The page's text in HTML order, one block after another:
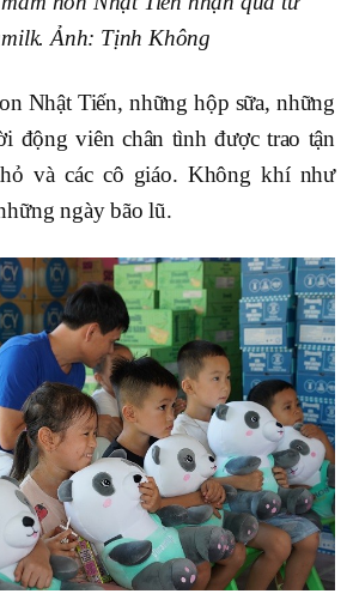
Ảnh: Tịnh Không
Nhật Tiến, những hộp sữa, những
động viên chân tình được trao tận
và các cô giáo. Không khí như
ngày bão lũ.